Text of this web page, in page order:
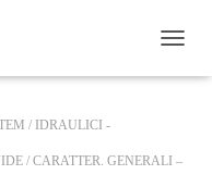
A
/ IDRAULICI -
/ CARATTER. GENERALI –